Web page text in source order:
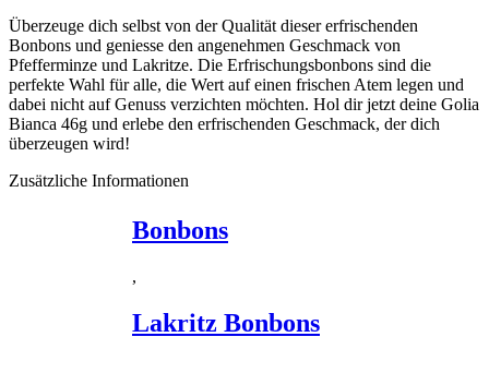
Überzeuge dich selbst von der Qualität dieser erfrischenden
Bonbons und geniesse den angenehmen Geschmack von
Pfefferminze und Lakritze. Die Erfrischungsbonbons sind die
perfekte Wahl für alle, die Wert auf einen frischen Atem legen und
dabei nicht auf Genuss verzichten möchten. Hol dir jetzt deine Golia
Bianca 46g und erlebe den erfrischenden Geschmack, der dich
überzeugen wird!
Zusätzliche Informationen
Bonbons
,
Lakritz Bonbons